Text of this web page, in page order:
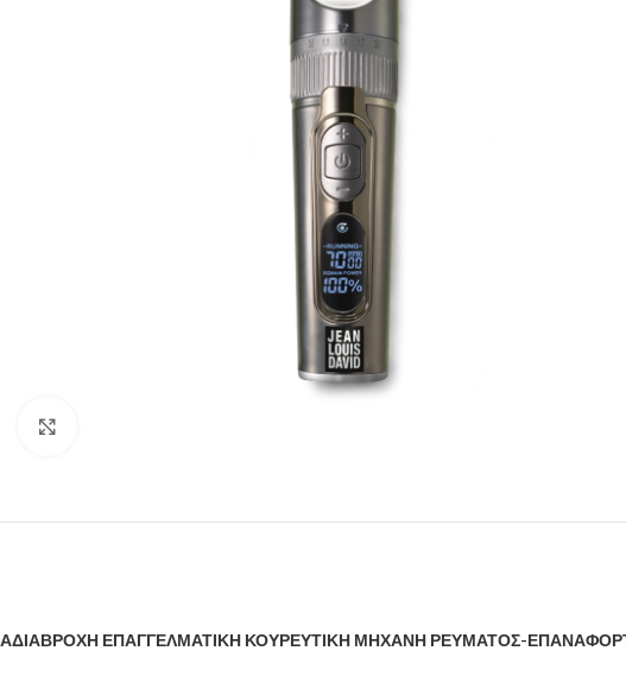
ΑΔΙΑΒΡΟΧΗ ΕΠΑΓΓΕΛΜΑΤΙΚΗ ΚΟΥΡΕΥΤΙΚΗ ΜΗΧΑΝΗ ΡΕΥΜΑΤΟΣ-